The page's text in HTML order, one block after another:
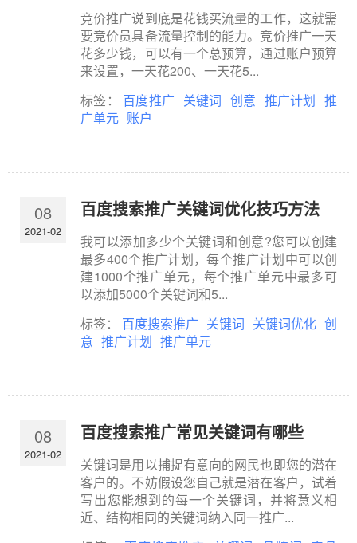
竞价推广说到底是花钱买流量的工作，这就需
要竞价员具备流量控制的能力。竞价推广一天
花多少钱，可以有一个总预算，通过账户预算
来设置，一天花200、一天花5...
标签： 百度推广 关键词 创意 推广计划 推
广单元 账户
08
2021-02
百度搜索推广关键词优化技巧方法
我可以添加多少个关键词和创意?您可以创建
最多400个推广计划，每个推广计划中可以创
建1000个推广单元，每个推广单元中最多可
以添加5000个关键词和5...
标签： 百度搜索推广 关键词 关键词优化 创
意 推广计划 推广单元
08
2021-02
百度搜索推广常见关键词有哪些
关键词是用以捕捉有意向的网民也即您的潜在
客户的。不妨假设您自己就是潜在客户，试着
写出您能想到的每一个关键词，并将意义相
近、结构相同的关键词纳入同一推广...